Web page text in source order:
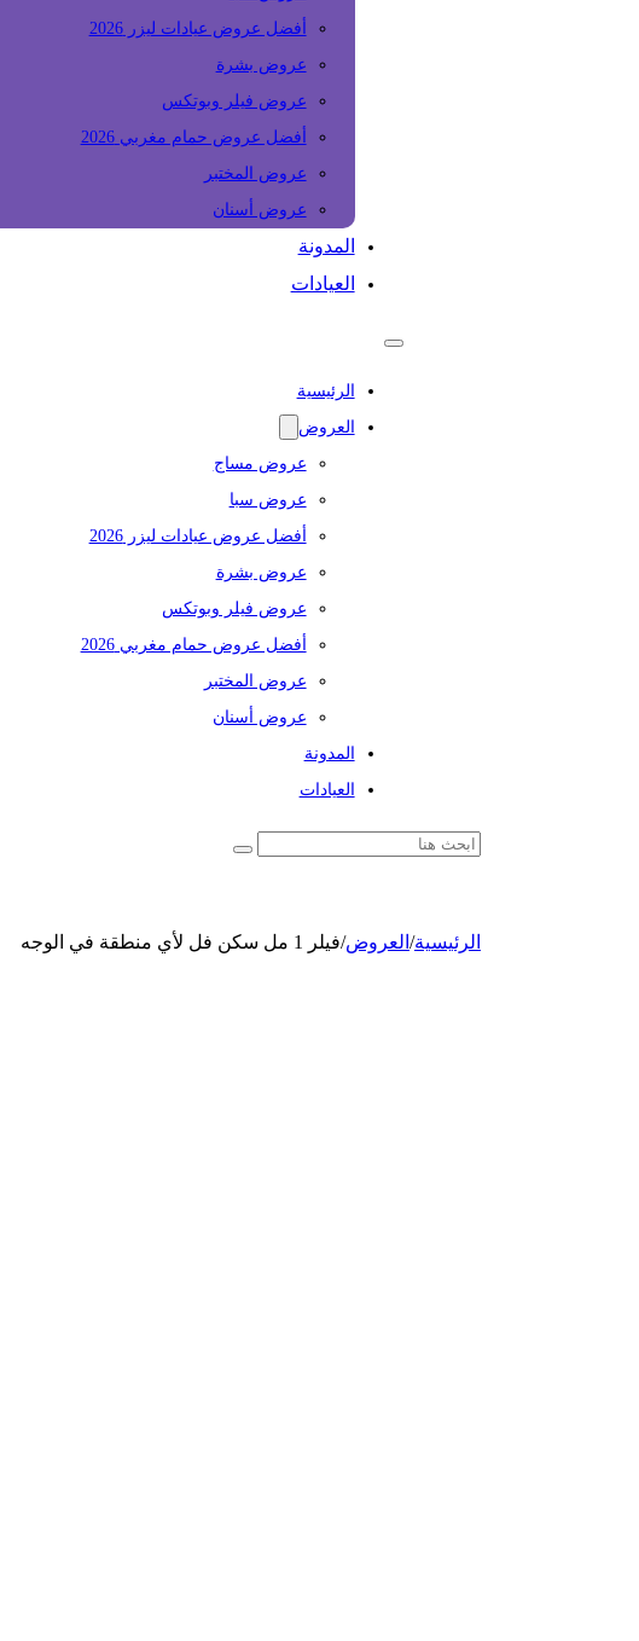
أفضل عروض عيادات ليزر 2026
عروض بشرة
عروض فيلر وبوتكس
أفضل عروض حمام مغربي 2026
عروض المختبر
عروض أسنان
المدونة
العيادات
الرئيسية
العروض
عروض مساج
عروض سبا
أفضل عروض عيادات ليزر 2026
عروض بشرة
عروض فيلر وبوتكس
أفضل عروض حمام مغربي 2026
عروض المختبر
عروض أسنان
المدونة
العيادات
الرئيسية/ العروض/فيلر 1 مل سكن فل لأي منطقة في الوجه